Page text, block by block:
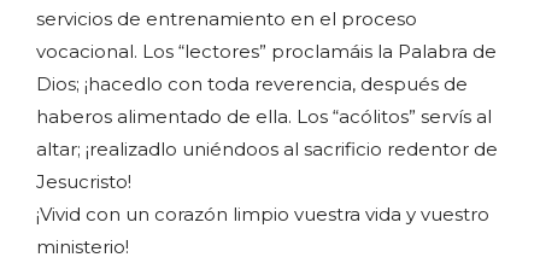
servicios de entrenamiento en el proceso
vocacional. Los “lectores” proclamáis la Palabra de
Dios; ¡hacedlo con toda reverencia, después de
haberos alimentado de ella. Los “acólitos” servís al
altar; ¡realizadlo uniéndoos al sacrificio redentor de
Jesucristo!
¡Vivid con un corazón limpio vuestra vida y vuestro
ministerio!